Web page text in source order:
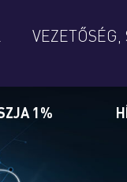
VEZETŐSÉG,
1%